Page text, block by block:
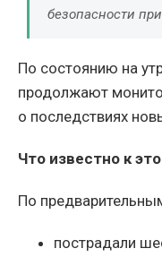
безопасности
По состоянию на
продолжают
о последствиях
Что известно к
По
пострадали